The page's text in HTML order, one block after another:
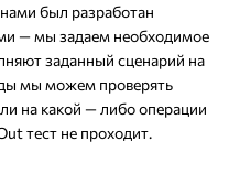
был разработан
— мы задаем необходимое
заданный сценарий на
мы можем проверять
на какой — либо операции
тест не проходит.